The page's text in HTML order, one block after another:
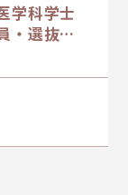
学科学士
・選抜方